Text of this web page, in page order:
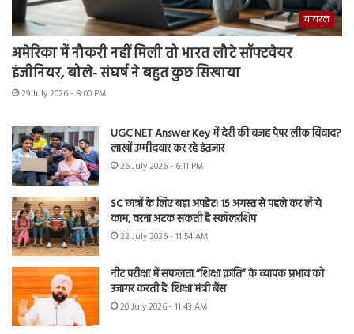
वायरल
अमेरिका में नौकरी नहीं मिली तो भारत लौटे सॉफ्टवेयर
इंजीनियर, बोले- संघर्ष ने बहुत कुछ सिखाया
29 July 2026 - 8:00 PM
UGC NET Answer Key में देरी की वजह पेपर लीक विवाद?
लाखों उम्मीदवार कर रहे इंतजार
26 July 2026 - 6:11 PM
SC छात्रों के लिए बड़ा अपडेट! 15 अगस्त से पहले कर लें ये
काम, वरना अटक सकती है स्कॉलरशिप
22 July 2026 - 11:54 AM
नीट परीक्षा में सफलता “शिक्षा क्रांति” के व्यापक प्रभाव को
उजागर करती है: शिक्षा मंत्री बैंस
20 July 2026 - 11:43 AM